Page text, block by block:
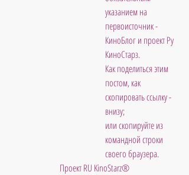
указанием на
первоисточник -
КиноБлог и проект Ру
КиноСтарз.
Как поделиться этим
постом, как
скопировать ссылку -
внизу;
или скопируйте из
командной строки
своего браузера.
Проект RU KinoStarz®